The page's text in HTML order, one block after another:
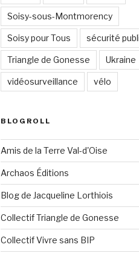
Soisy-sous-Montmorency
Soisy pour Tous sécurité
Triangle de Gonesse Ukraine
vidéosurveillance vélo
BLOGROLL
Amis de la Terre Val-d'Oise
Archaos Éditions
Blog de Jacqueline Lorthiois
Collectif Triangle de Gonesse
Collectif Vivre sans BIP